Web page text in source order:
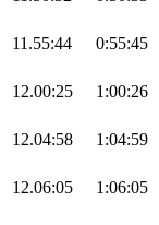
11.55:44 0:55:45
12.00:25 1:00:26
12.04:58 1:04:59
12.06:05 1:06:05